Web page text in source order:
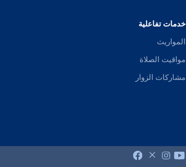
خدمات تفاعلية
المواريث
مواقيت الصلاة
مشاركات الزوار